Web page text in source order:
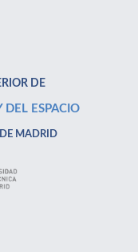
DE
DEL ESPACIO
MADRID